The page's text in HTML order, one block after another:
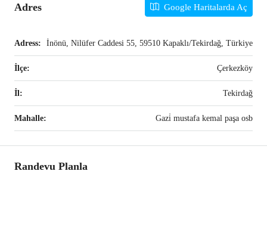
Adres Google Haritalarda Aç
Adress: İnönü, Nilüfer Caddesi 55, 59510 Kapaklı/Tekirdağ, Türkiye
İlçe: Çerkezköy
İl: Tekirdağ
Mahalle: Gazi̇ mustafa kemal paşa osb
Randevu Planla